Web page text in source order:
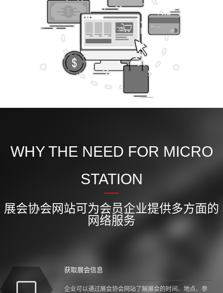
WHY THE NEED FOR MICRO
STATION
展会协会网站可为会员企业提供多方面的
网络服务
获取展会信息
企业可以通过展会协会网站了解展会的时间、地点、参